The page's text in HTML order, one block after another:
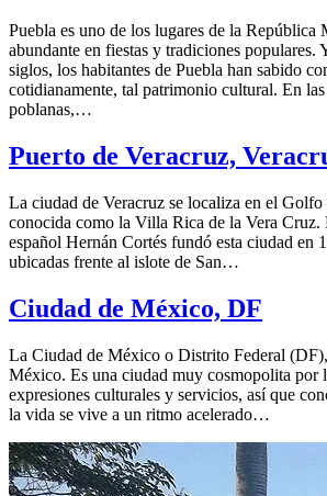
Puebla es uno de los lugares de la República
abundante en fiestas y tradiciones populares.
siglos, los habitantes de Puebla han sabido
cotidianamente, tal patrimonio cultural. En
poblanas,…
Puerto de Veracruz,
La ciudad de Veracruz se localiza en el
conocida como la Villa Rica de la Vera Cruz.
español Hernán Cortés fundó esta ciudad en
ubicadas frente al islote de San…
Ciudad de México, DF
La Ciudad de México o Distrito Federal
México. Es una ciudad muy cosmopolita por
expresiones culturales y servicios, así que
la vida se vive a un ritmo acelerado…